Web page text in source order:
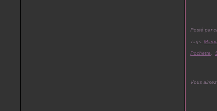
Posté par
Tags:
Pochette
Vous